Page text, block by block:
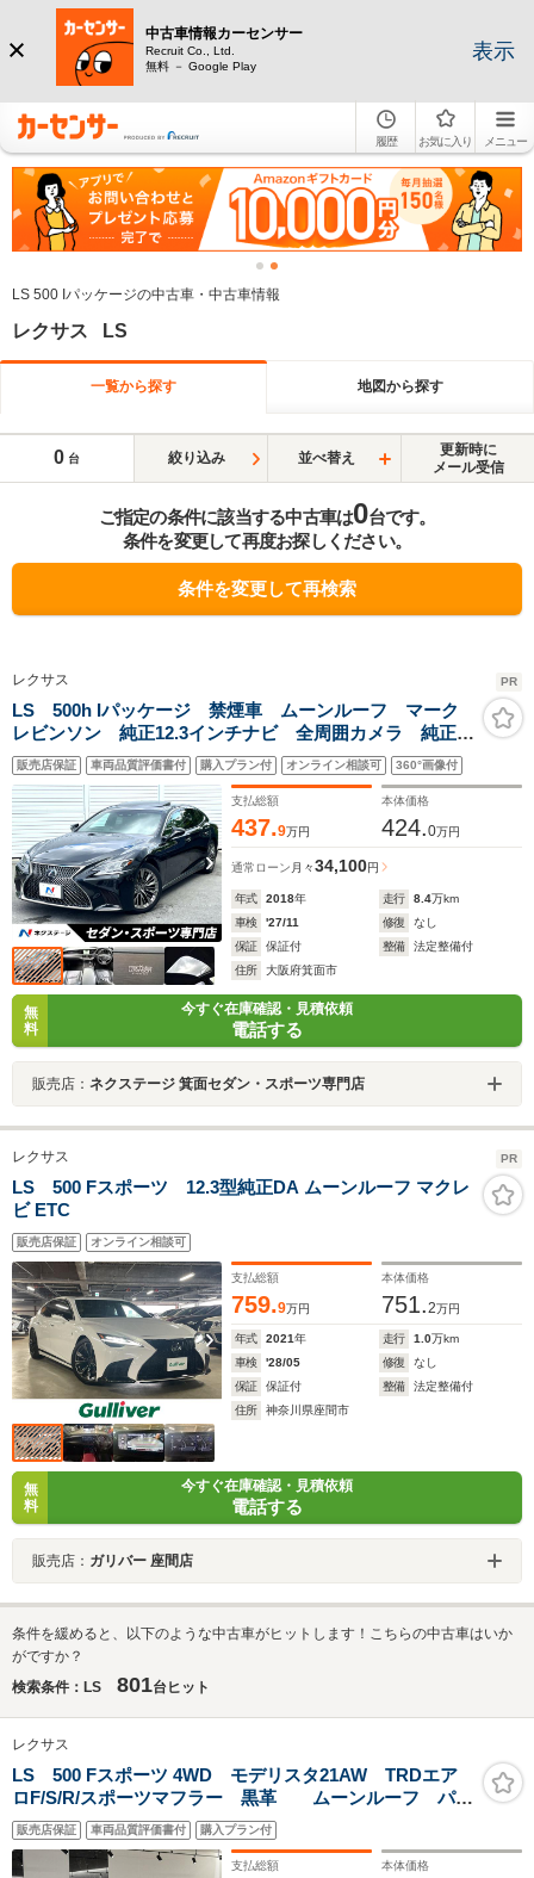
中古車情報カーセンサー
Recruit Co., Ltd.
無料 － Google Play
表示
履歴 お気に入り メニュー
LS 500 Iパッケージの中古車・中古車情報
レクサス LS
一覧から探す 地図から探す
0 台 絞り込み 並べ替え
更新時に
メール受信
ご指定の条件に該当する中古車は0台です。
条件を変更して再度お探しください。
条件を変更して再検索
レクサス PR
LS 500h Iパッケージ 禁煙車 ムーンルーフ マーク
レビンソン 純正12.3インチナビ 全周囲カメラ 純正
OP20インチスパッタリングAW デジタルインナーミラ
ー 黒革 パワーシート シートベンチレーション パ
ドルシフト
販売店保証 車両品質評価書付 購入プラン付 オンライン相談可 360°画像付
支払総額
437.9万円
本体価格
424.0万円
通常ローン 月々34,100円
年式 2018年 走行 8.4万km
車検
'27/11 修復
なし
保証
保証付 整備
法定整備付
住所
大阪府箕面市
無
料
今すぐ在庫確認・見積依頼
電話する
販売店： ネクステージ 箕面セダン・スポーツ専門店
レクサス PR
LS 500 Fスポーツ 12.3型純正DA ムーンルーフ マクレ
ビ ETC
販売店保証 オンライン相談可
支払総額
759.9万円
本体価格
751.2万円
年式 2021年 走行 1.0万km
車検
'28/05 修復
なし
保証
保証付 整備
法定整備付
住所
神奈川県座間市
無
料
今すぐ在庫確認・見積依頼
電話する
販売店： ガリバー 座間店
条件を緩めると、以下のような中古車がヒットします！こちらの中古車はいか
がですか？
検索条件：LS
801台ヒット
レクサス
LS 500 Fスポーツ 4WD モデリスタ21AW TRDエア
ロF/S/R/スポーツマフラー 黒革 ムーンルーフ パノ
ラミックビューモニター デジタルインナーミラー シ
ートヒーター/クーラー BSM ドラレコ ETC
販売店保証 車両品質評価書付 購入プラン付
支払総額 本体価格